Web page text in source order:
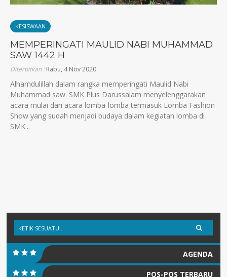
KESISWAAN
MEMPERINGATI MAULID NABI MUHAMMAD
SAW 1442 H
Diterbitkan :Rabu, 4 Nov 2020
Alhamdulillah dalam rangka memperingati Maulid Nabi
Muhammad saw. SMK Plus Darussalam menyelenggarakan
acara mulai dari acara lomba-lomba termasuk Lomba Fashion
Show yang sudah menjadi budaya dalam kegiatan lomba di
SMK...
AGENDA
POS-POS TERBARU